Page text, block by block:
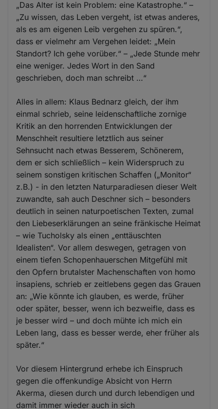
„Das Alter ist kein Problem: eine Katastrophe.“ –
„Zu wissen, das Leben vergeht, ist etwas anderes,
als es am eigenen Leib vergehen zu spüren.“,
dass er vielmehr am Vergehen leidet: „Mein
Standort? Ich gehe vorüber.“ – „Jede Stunde mehr
eine weniger. Jedes Wort in den Sand
geschrieben, doch man schreibt …“
Alles in allem: Klaus Bednarz gleich, der ihm
einmal schrieb, seine leidenschaftliche zornige
Kritik an den horrenden Entwicklungen der
Menschheit resultiere letztlich aus seiner
Sehnsucht nach etwas Besserem, Schönerem,
dem er sich schließlich – kein Widerspruch zu
seinem sonstigen kritischen Schaffen („Monitor“
z.B.) - in den letzten Naturparadiesen dieser Welt
zuwandte, sah auch Deschner sich – besonders
deutlich in seinen naturpoetischen Texten, zumal
den Liebeserklärungen an seine fränkische Heimat
– wie Tucholsky als einen „enttäuschten
Idealisten“. Vor allem deswegen, getragen von
einem tiefen Schopenhauerschen Mitgefühl mit
den Opfern brutalster Machenschaften von homo
insapiens, schrieb er zeitlebens gegen das Grauen
an: „Wie könnte ich glauben, es werde, früher
oder später, besser, wenn ich bezweifle, dass es
je besser wird – und doch mühte ich mich ein
Leben lang, dass es besser werde, eher früher als
später.“
Vor diesem Hintergrund erhebe ich Einspruch
gegen die offenkundige Absicht von Herrn
Akerma, diesen durch und durch lebendigen und
damit immer wieder auch in sich